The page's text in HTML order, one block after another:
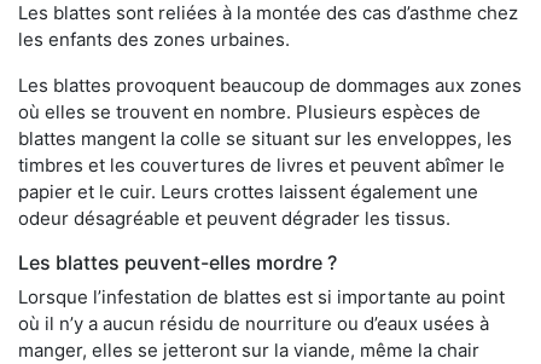
Les blattes sont reliées à la montée des cas d’asthme chez
les enfants des zones urbaines.
Les blattes provoquent beaucoup de dommages aux zones
où elles se trouvent en nombre. Plusieurs espèces de
blattes mangent la colle se situant sur les enveloppes, les
timbres et les couvertures de livres et peuvent abîmer le
papier et le cuir. Leurs crottes laissent également une
odeur désagréable et peuvent dégrader les tissus.
Les blattes peuvent-elles mordre ?
Lorsque l’infestation de blattes est si importante au point
où il n’y a aucun résidu de nourriture ou d’eaux usées à
manger, elles se jetteront sur la viande, même la chair